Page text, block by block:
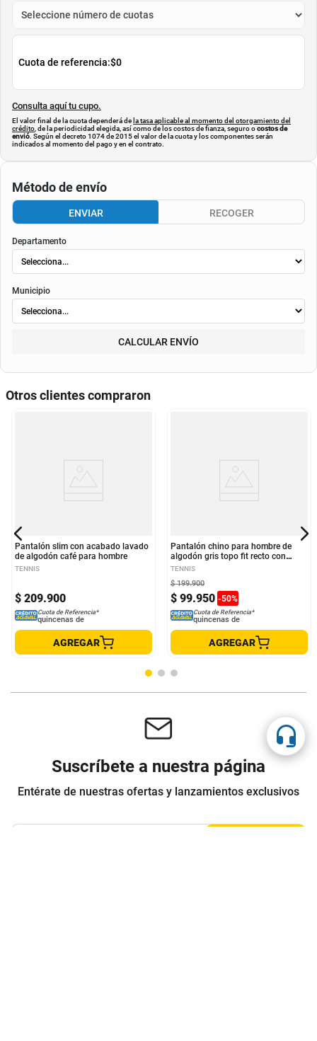
Cuota de referencia:$0
Consulta aquí tu cupo.
El valor final de la cuota dependerá de la tasa aplicable al momento del otorgamiento del
crédito , de la periodicidad elegida, así como de los costos de fianza, seguro ocostos de
envió. Según el decreto 1074 de 2015 el valor de la cuota y los componentes serán
indicados al momento del pago y en el contrato.
Método de envío
ENVIAR RECOGER
Departamento
Municipio
CALCULAR ENVÍO
Otros clientes compraron
Pantalón slim con acabado lavado
de algodón café para hombre
TENNIS
$ 209.900
Cuota de Referencia*
quincenas de
AGREGAR
Pantalón chino para hombre de
algodón gris topo fit recto con
dobladillo vuelto
TENNIS
$ 99.950 -50%
$ 199.900
Cuota de Referencia*
quincenas de
AGREGAR
Suscríbete a nuestra página
Entérate de nuestras ofertas y lanzamientos exclusivos